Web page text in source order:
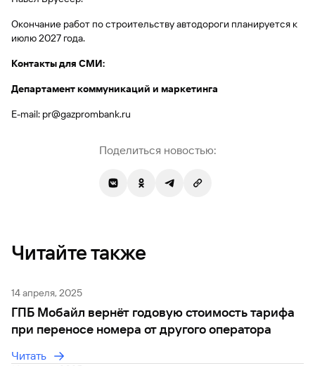
закон №115-
ФЗ
Как не
попасться
мошенникам?
действующему
Оператор
денежных
поиск
Вклады
Брокер-
клиент
сервисы
клиентом
по
сайту
Вклады
юридических
лиц
Документы
для
открытия
счета
Окончание работ по строительству автодороги планируется к
июлю 2027 года.
Контакты для СМИ:
Департамент коммуникаций и маркетинга
E-mail: pr@gazprombank.ru
Поделиться новостью:
Читайте также
14 апреля, 2025
ГПБ Мобайл вернёт годовую стоимость тарифа
при переносе номера от другого оператора
Читать